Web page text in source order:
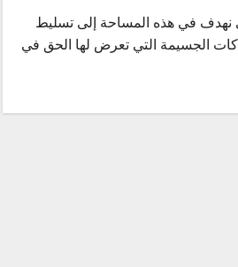
في هذه المساحة إلى تسليط
الجسيمة التي تعرض لها الحق في